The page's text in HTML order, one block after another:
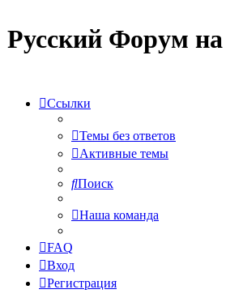
Русский Форум
Ссылки
Темы без ответов
Активные темы
Поиск
Наша команда
FAQ
Вход
Регистрация